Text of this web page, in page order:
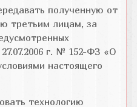
полученную от
третьим лицам, за
г. № 152-ФЗ «О
настоящего
технологию